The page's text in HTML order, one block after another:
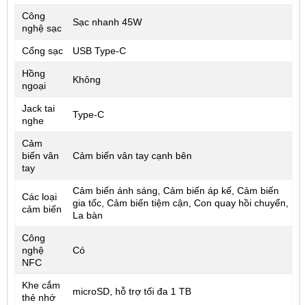
Công
nghệ sạc
Sạc nhanh 45W
Cổng sạc USB Type-C
Hồng
ngoại
Không
Jack tai
nghe
Type-C
Cảm
biến vân
tay
Cảm biến vân tay cạnh bên
Các loại
cảm biến
Cảm biến ánh sáng, Cảm biến áp kế, Cảm biến
gia tốc, Cảm biến tiệm cận, Con quay hồi chuyển,
La bàn
Công
nghệ
NFC
Có
Khe cắm
thẻ nhớ
microSD, hỗ trợ tối đa 1 TB